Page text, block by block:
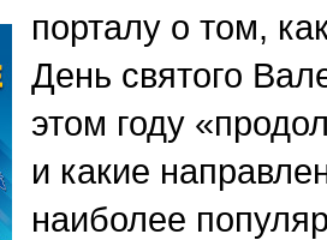
порталу о том,
День святого
этом году
и какие
наиболее